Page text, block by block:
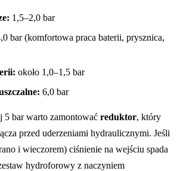
1,5–2,0 bar
bar (komfortowa praca baterii, prysznica,
około 1,0–1,5 bar
6,0 bar
5 bar warto zamontować reduktor, który
przed uderzeniami hydraulicznymi. Jeśli
i wieczorem) ciśnienie na wejściu spada
hydroforowy z naczyniem